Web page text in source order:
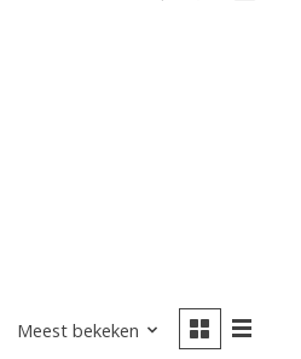
Meest bekeken